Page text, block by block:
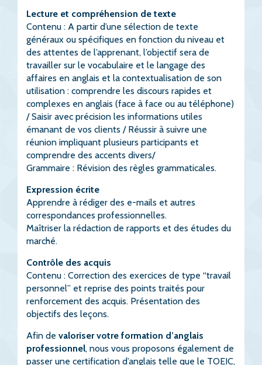
Lecture et compréhension de texte
Contenu : A partir d’une sélection de texte
généraux ou spécifiques en fonction du niveau et
des attentes de l’apprenant, l’objectif sera de
travailler sur le vocabulaire et le langage des
affaires en anglais et la contextualisation de son
utilisation : comprendre les discours rapides et
complexes en anglais (face à face ou au téléphone)
/ Saisir avec précision les informations utiles
émanant de vos clients / Réussir à suivre une
réunion impliquant plusieurs participants et
comprendre des accents divers/
Grammaire : Révision des règles grammaticales.
Expression écrite
Apprendre à rédiger des e-mails et autres
correspondances professionnelles.
Maîtriser la rédaction de rapports et des études du
marché.
Contrôle des acquis
Contenu : Correction des exercices de type “travail
personnel” et reprise des points traités pour
renforcement des acquis. Présentation des
objectifs des leçons.
Afin de valoriser votre formation d’anglais
professionnel, nous vous proposons également de
passer une certification d’anglais telle que le TOEIC,